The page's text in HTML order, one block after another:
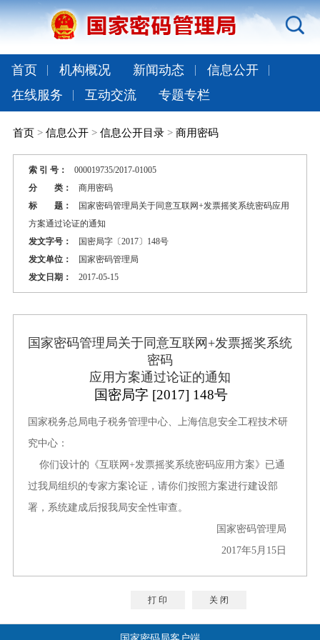
首页 机构概况 新闻动态
信息公开
在线服务
互动交流 专题专栏
首页> 信息公开> 信息公开目录> 商用密码
索 引 号：
000019735/2017-01005
分 类：
商用密码
标 题：
国家密码管理局关于同意互联网+发票摇奖系统密码应用
方案通过论证的通知
发文字号：
国密局字〔2017〕148号
发文单位：
国家密码管理局
发文日期：
2017-05-15
国家密码管理局关于同意互联网+发票摇奖系统
密码
应用方案通过论证的通知
国密局字 [2017] 148号
国家税务总局电子税务管理中心、上海信息安全工程技术研
究中心：
你们设计的《互联网+发票摇奖系统密码应用方案》已通
过我局组织的专家方案论证，请你们按照方案进行建设部
署，系统建成后报我局安全性审查。
国家密码管理局
2017年5月15日
打 印 关 闭